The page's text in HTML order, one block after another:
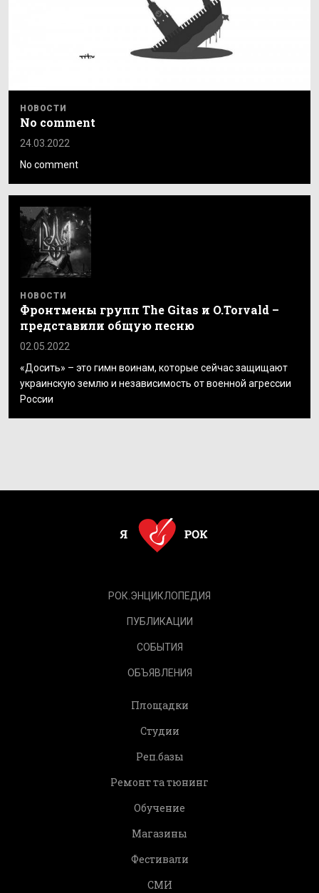
НОВОСТИ
No comment
24.03.2022
No comment
НОВОСТИ
Фронтмены групп The Gitas и O.Torvald –
представили общую песню
02.05.2022
«Досить» – это гимн воинам, которые сейчас защищают
украинскую землю и независимость от военной агрессии
России
РОК.ЭНЦИКЛОПЕДИЯ
ПУБЛИКАЦИИ
СОБЫТИЯ
ОБЪЯВЛЕНИЯ
Площадки
Студии
Реп.базы
Ремонт та тюнинг
Обучение
Магазины
Фестивали
СМИ